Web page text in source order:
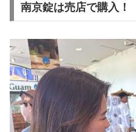
南京錠は売店で購入！